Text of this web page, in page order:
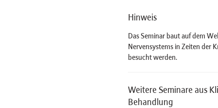
Hinweis
Das Seminar baut auf dem
Nervensystems in Zeiten der
besucht werden.
Weitere Seminare aus
Behandlung